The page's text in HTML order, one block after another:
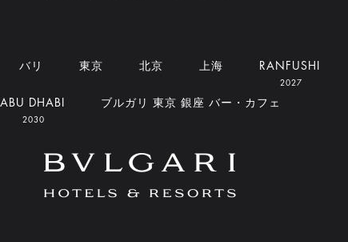
バリ 東京 北京 上海 RANFUSHI
2027
ABU DHABI
2030
ブルガリ 東京 銀座 バー・カフェ